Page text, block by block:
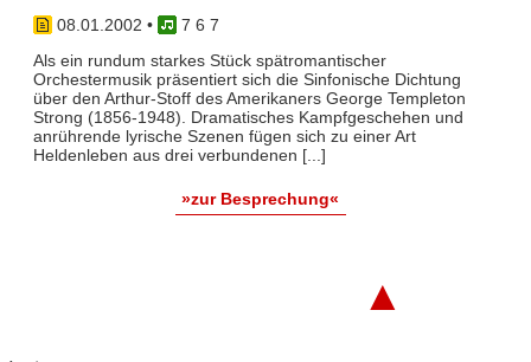
08.01.2002 •
7 6 7
Als ein rundum starkes Stück spätromantischer
Orchestermusik präsentiert sich die Sinfonische Dichtung
über den Arthur-Stoff des Amerikaners George Templeton
Strong (1856-1948). Dramatisches Kampfgeschehen und
anrührende lyrische Szenen fügen sich zu einer Art
Heldenleben aus drei verbundenen [...]
»zur Besprechung«
▲